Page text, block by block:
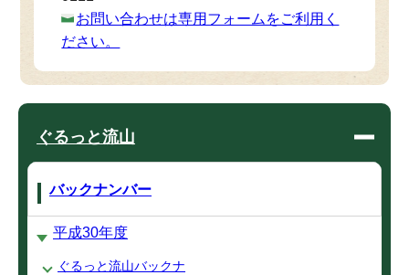
お問い合わせは専用フォームをご利用く
ださい。
ぐるっと流山
バックナンバー
平成30年度
ぐるっと流山バックナ